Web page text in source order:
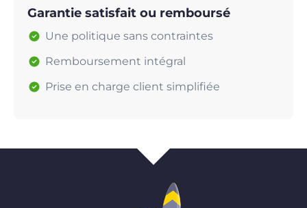
Garantie satisfait ou remboursé
Une politique sans contraintes
Remboursement intégral
Prise en charge client simplifiée